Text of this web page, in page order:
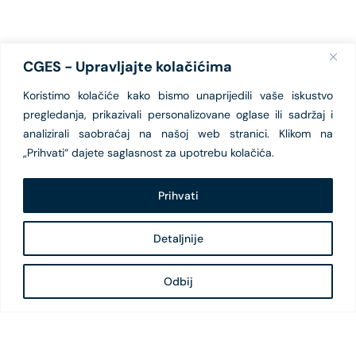
CGES - Upravljajte kolačićima
Koristimo kolačiće kako bismo unaprijedili vaše iskustvo
pregledanja, prikazivali personalizovane oglase ili sadržaj i
analizirali saobraćaj na našoj web stranici. Klikom na
„Prihvati“ dajete saglasnost za upotrebu kolačića.
Detaljnije
Odbij
Prihvati